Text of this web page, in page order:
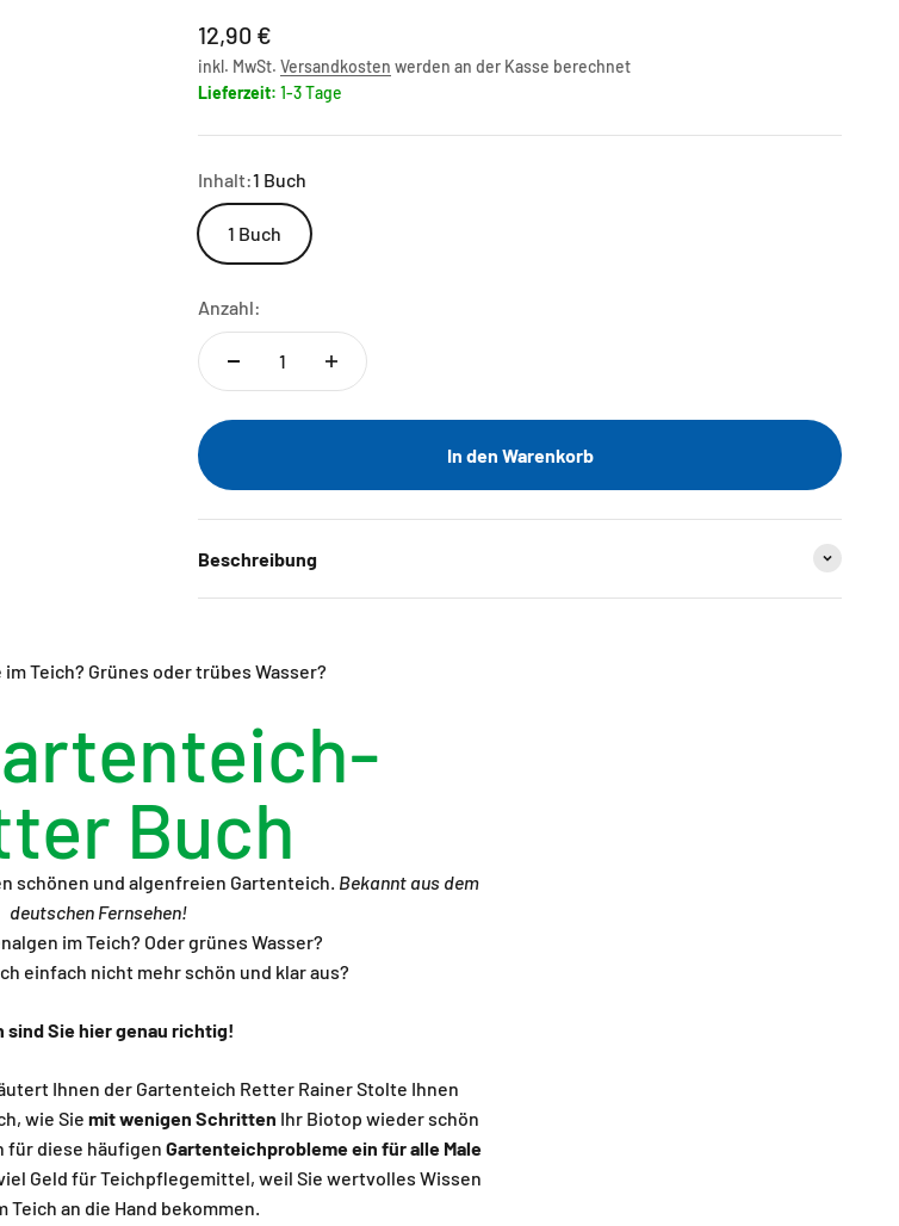
Angebot
12,90 €
inkl. MwSt. Versandkosten werden an der Kasse berechnet
Lieferzeit: 1-3 Tage
Inhalt:1 Buch
1 Buch
Anzahl:
In den Warenkorb
Beschreibung
Teich? Grünes oder trübes Wasser?
Buch
schönen und algenfreien Gartenteich. Bekannt aus dem
deutschen Fernsehen!
im Teich? Oder grünes Wasser?
einfach nicht mehr schön und klar aus?
sind Sie hier genau richtig!
Ihnen der Gartenteich Retter Rainer Stolte Ihnen
wie Sie mit wenigen Schritten Ihr Biotop wieder schön
für diese häufigen Gartenteichprobleme ein für alle Male
Geld für Teichpflegemittel, weil Sie wertvolles Wissen
Teich an die Hand bekommen.